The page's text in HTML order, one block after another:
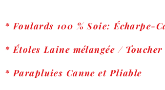
* Foulards 100 % Soie: Écharpe-
* Étoles Laine mélangée / Toucher
* Parapluies Canne et Pliable